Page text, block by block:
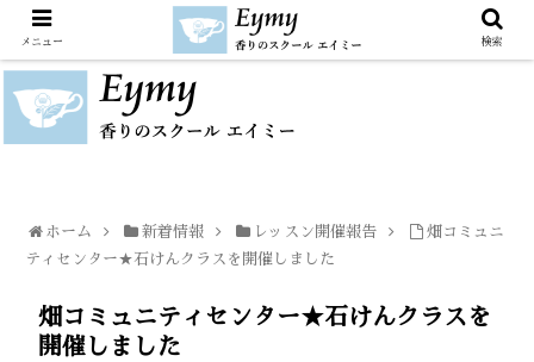
ホーム 新着情報 レッスン開催報告
畑コミュニ
ティセンター★石けんクラスを開催しました
畑コミュニティセンター★石けんクラスを
開催しました
メニュー 検索